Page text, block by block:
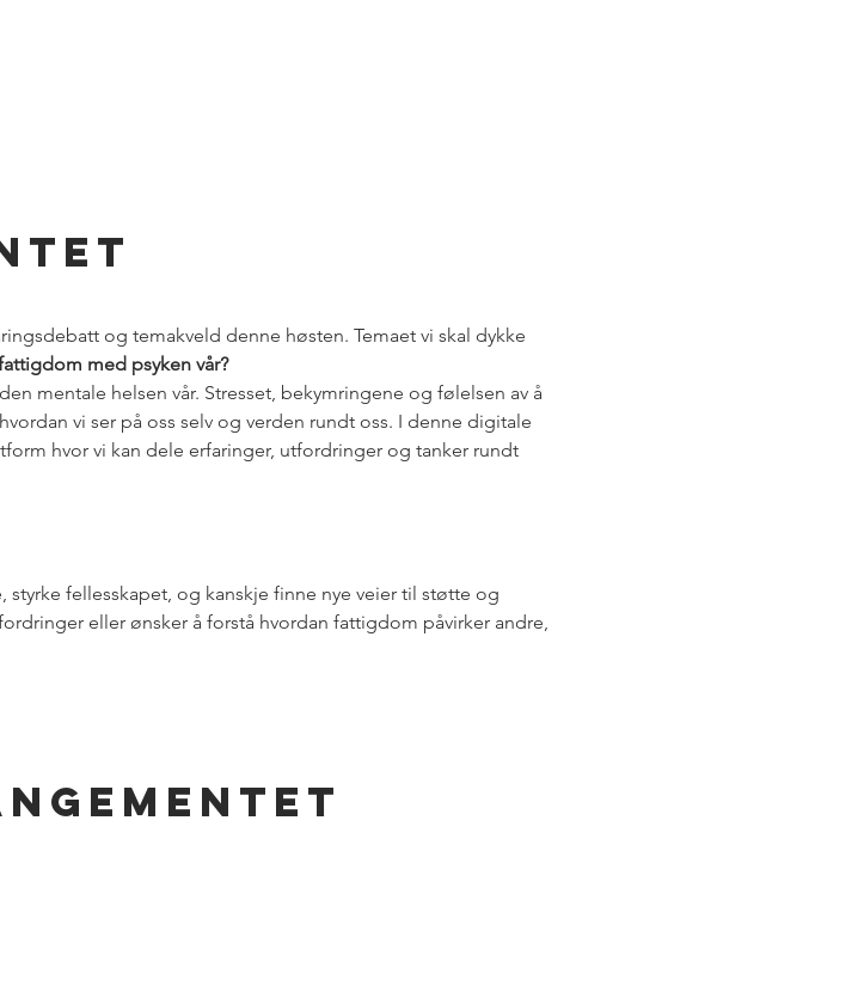
og temakveld denne høsten. Temaet vi skal dykke
med psyken vår?
mentale helsen vår. Stresset, bekymringene og følelsen av å
vi ser på oss selv og verden rundt oss. I denne digitale
hvor vi kan dele erfaringer, utfordringer og tanker rundt
fellesskapet, og kanskje finne nye veier til støtte og
eller ønsker å forstå hvordan fattigdom påvirker andre,